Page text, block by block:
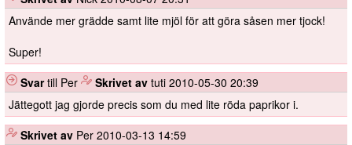
Använde mer grädde samt lite mjöl för att göra såsen mer tjock!
Super!
Svartill Per Skrivet av tuti 2010-05-30 20:39
Jättegott jag gjorde precis som du med lite röda paprikor i.
Skrivet av Per 2010-03-13 14:59